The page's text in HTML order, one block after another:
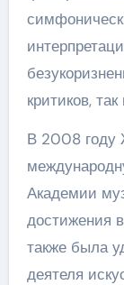
критиков,
В 2008 году
Академии
достижения
также была
деятеля